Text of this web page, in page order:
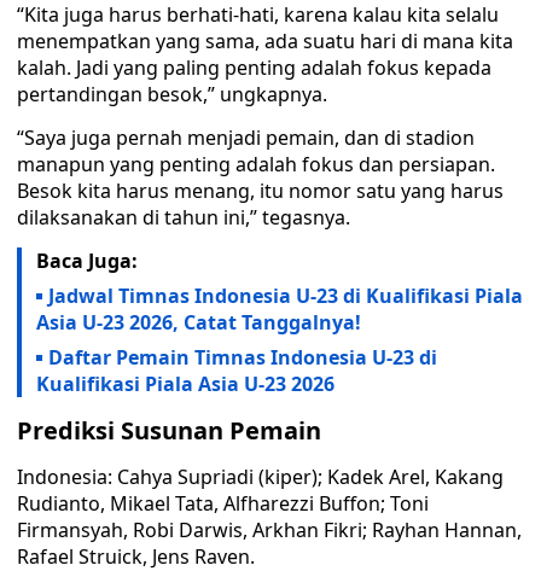
“Kita juga harus berhati-hati, karena kalau kita selalu
menempatkan yang sama, ada suatu hari di mana kita
kalah. Jadi yang paling penting adalah fokus kepada
pertandingan besok,” ungkapnya.
“Saya juga pernah menjadi pemain, dan di stadion
manapun yang penting adalah fokus dan persiapan.
Besok kita harus menang, itu nomor satu yang harus
dilaksanakan di tahun ini,” tegasnya.
Baca Juga:
Jadwal Timnas Indonesia U-23 di Kualifikasi Piala
Asia U-23 2026, Catat Tanggalnya!
Daftar Pemain Timnas Indonesia U-23 di
Kualifikasi Piala Asia U-23 2026
Prediksi Susunan Pemain
Indonesia: Cahya Supriadi (kiper); Kadek Arel, Kakang
Rudianto, Mikael Tata, Alfharezzi Buffon; Toni
Firmansyah, Robi Darwis, Arkhan Fikri; Rayhan Hannan,
Rafael Struick, Jens Raven.